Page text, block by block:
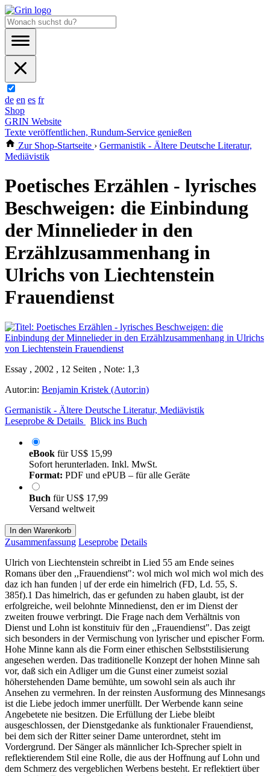
de en es fr
Shop
GRIN Website
Texte veröffentlichen, Rundum-Service genießen
Zur Shop-Startseite › Germanistik - Ältere Deutsche Literatur,
Mediävistik
Poetisches Erzählen - lyrisches
Beschweigen: die Einbindung
der Minnelieder in den
Erzählzusammenhang in
Ulrichs von Liechtenstein
Frauendienst
Essay , 2002 , 12 Seiten , Note: 1,3
Autor:in: Benjamin Kristek (Autor:in)
Germanistik - Ältere Deutsche Literatur, Mediävistik
Leseprobe & Details
Blick ins Buch
eBook fürUS$ 15,99
Sofort herunterladen. Inkl. MwSt.
Format: PDF und ePUB – für alle Geräte
Buch fürUS$ 17,99
Versand weltweit
In den Warenkorb
Zusammenfassung Leseprobe Details
Ulrich von Liechtenstein schreibt in Lied 55 am Ende seines
Romans über den ,,Frauendienst": wol mich wol mich wol mich des
daz ich han funden | uf der erde ein himelrich (FD, Ld. 55, S.
385f).1 Das himelrich, das er gefunden zu haben glaubt, ist der
erfolgreiche, weil belohnte Minnedienst, den er im Dienst der
zweiten frouwe verbringt. Die Frage nach dem Verhältnis von
Dienst und Lohn ist konstituiv für den ,,Frauendienst". Das zeigt
sich besonders in der Vermischung von lyrischer und epischer Form.
Hohe Minne kann als die Form einer ethischen Selbststilisierung
angesehen werden. Das traditionelle Konzept der hohen Minne sah
vor, daß sich ein Adliger um die Gunst einer zumeist sozial
höherstehenden Dame bemühte, um sowohl sein als auch ihr
Ansehen zu vermehren. In der reinsten Ausformung des Minnesangs
ist die Liebe jedoch immer unerfüllt. Der Werbende kann seine
Angebetete nie besitzen. Die Erfüllung der Liebe bleibt
ausgeschlossen, der Dienstgedanke als funktionaler Frauendienst,
bei dem sich der Ritter seiner Dame unterordnet, steht im
Vordergrund. Der Sänger als männlicher Ich-Sprecher spielt in
reflektierendem Stil eine Rolle, die aus der Hoffnung auf Lohn und
dem Schmerz des vergeblichen Werbens besteht. Er reflektiert über